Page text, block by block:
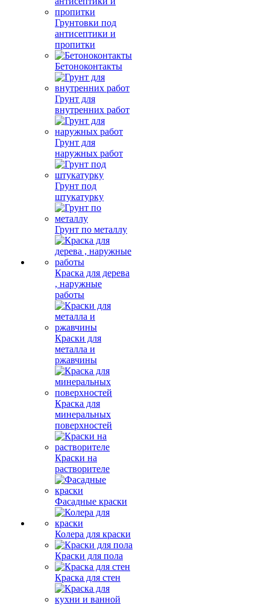
Грунтовки под
антисептики и
пропитки
Бетоноконтакты
Грунт для
внутренних работ
Грунт для
наружных работ
Грунт под
штукатурку
Грунт по металлу
Краска для дерева
, наружные
работы
Краски для
металла и
ржавчины
Краска для
минеральных
поверхностей
Краски на
растворителе
Фасадные краски
Колера для краски
Краски для пола
Краска для стен